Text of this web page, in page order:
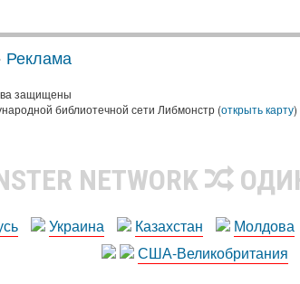
Реклама
защищены
библиотечной сети Либмонстр (открыть карту)
NETWORK
Украина Казахстан Молдова
США-Великобритания